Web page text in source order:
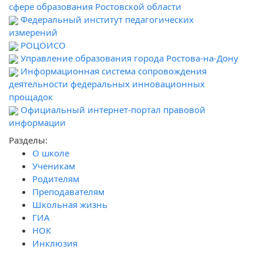
сфере образования Ростовской области
Федеральный институт педагогических
измерений
РОЦОИСО
Управление образования города Ростова-на-Дону
Информационная система сопровождения
деятельности федеральных инновационных
прощадок
Официальный интернет-портал правовой
информации
Разделы:
О школе
Ученикам
Родителям
Преподавателям
Школьная жизнь
ГИА
НОК
Инклюзия